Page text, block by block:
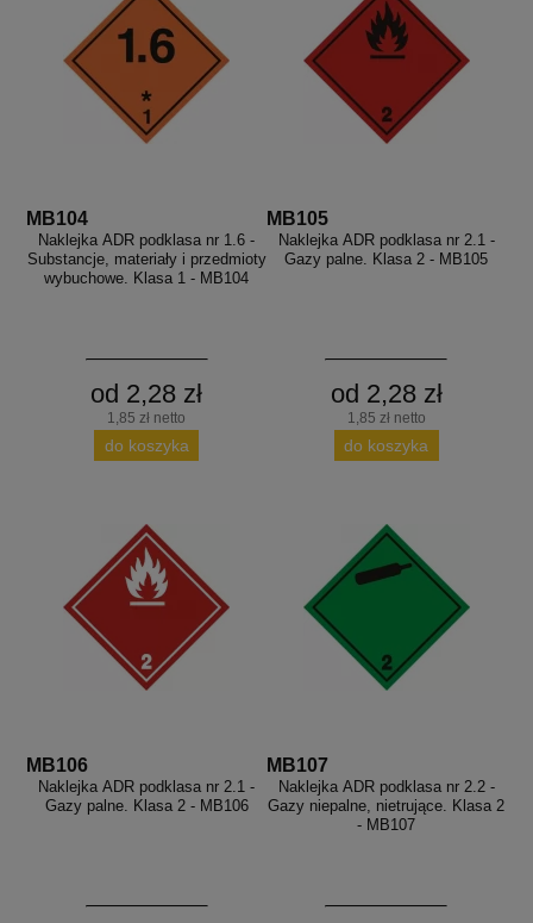
MB104
Naklejka ADR podklasa nr 1.6 -
Substancje, materiały i przedmioty
wybuchowe. Klasa 1 - MB104
od 2,28 zł
1,85 zł netto
do koszyka
MB105
Naklejka ADR podklasa nr 2.1 -
Gazy palne. Klasa 2 - MB105
od 2,28 zł
1,85 zł netto
do koszyka
MB106
Naklejka ADR podklasa nr 2.1 -
Gazy palne. Klasa 2 - MB106
MB107
Naklejka ADR podklasa nr 2.2 -
Gazy niepalne, nietrujące. Klasa 2
- MB107